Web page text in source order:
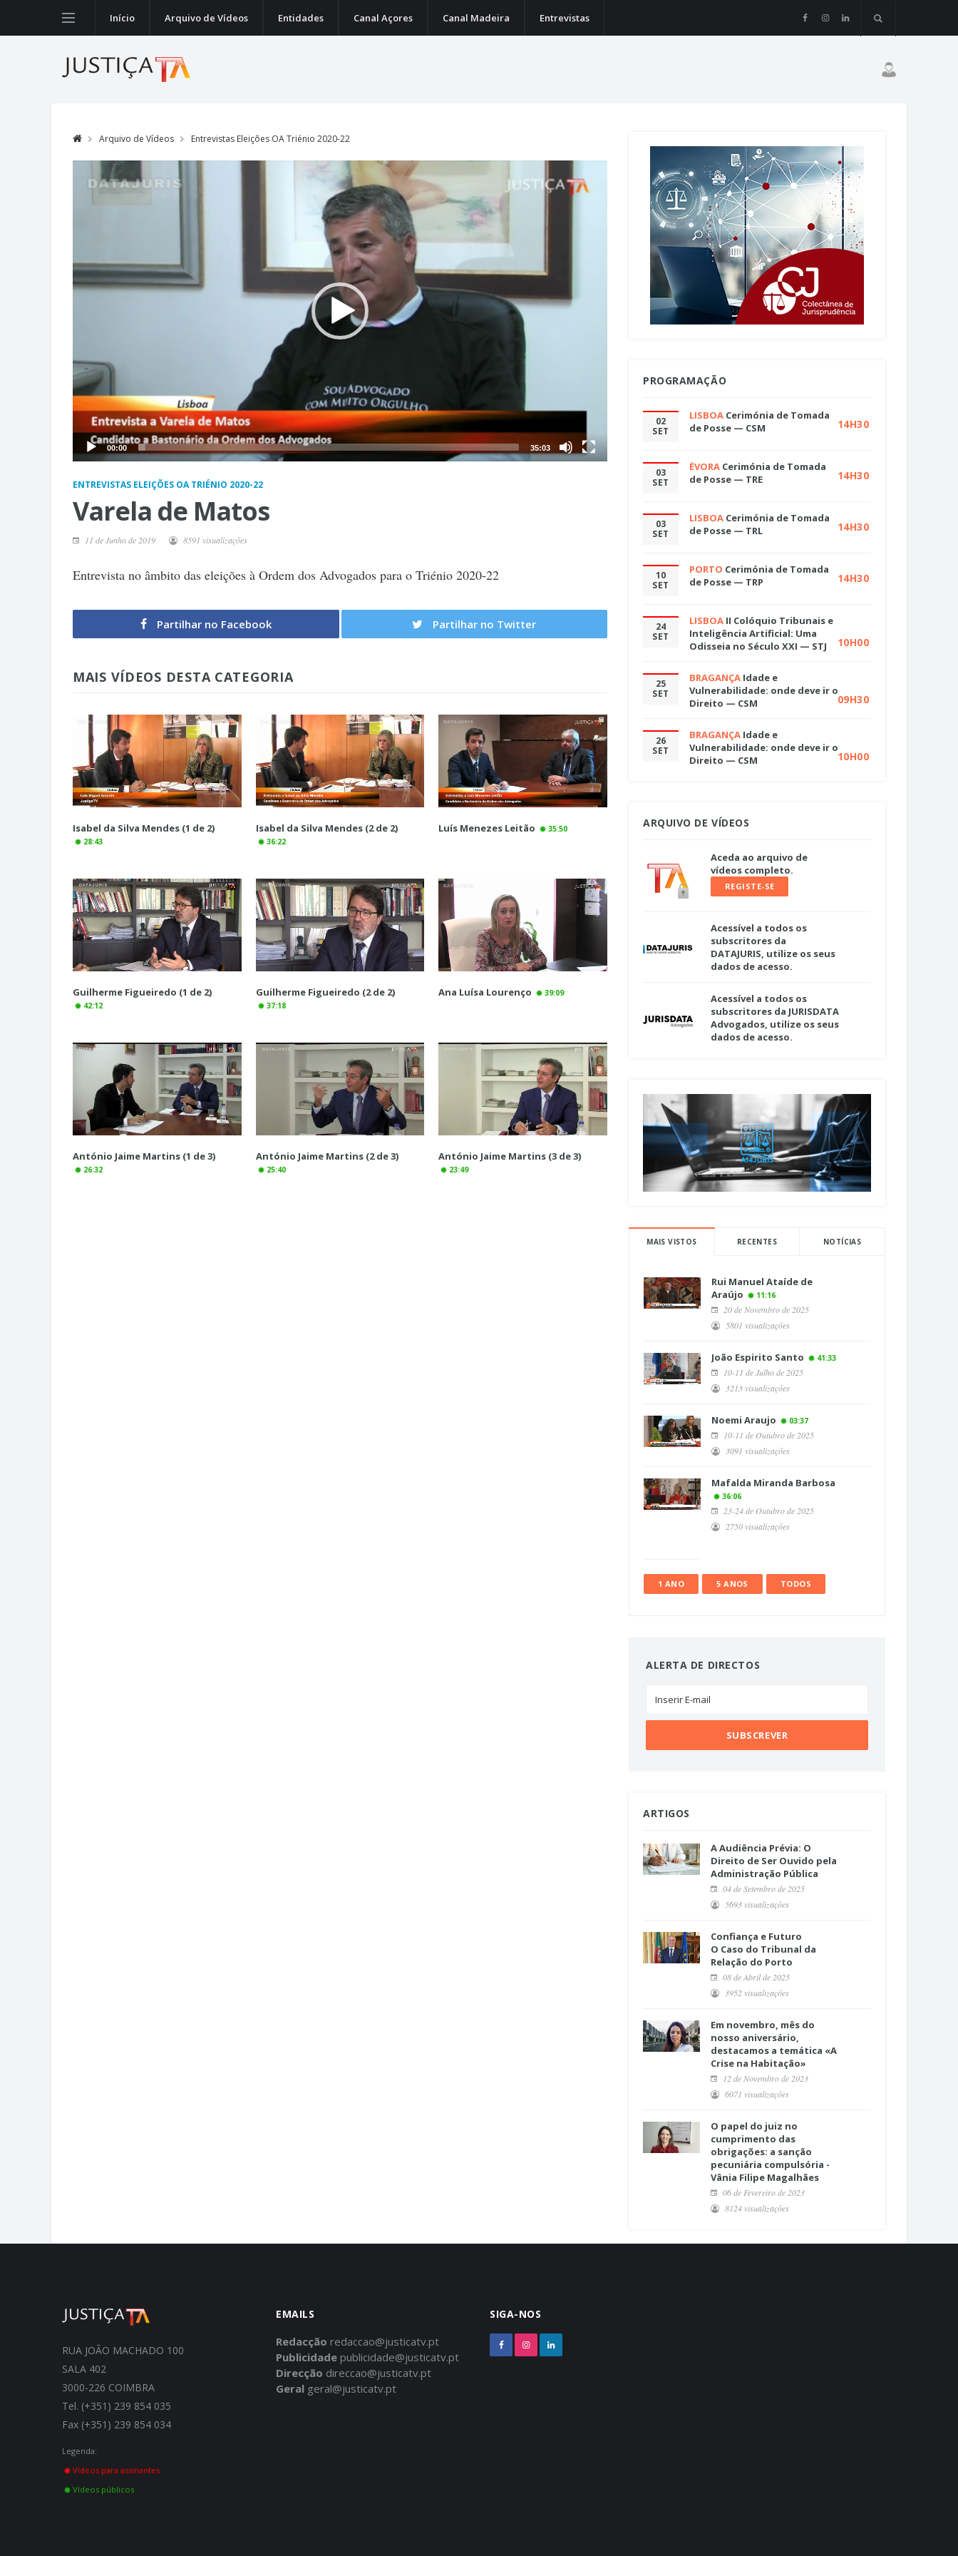
Início Arquivo de Vídeos Entidades Canal Açores Canal Madeira Entrevistas
Arquivo de Vídeos Entrevistas Eleições OA Triénio 2020-22
Player
00:00 35:03
ENTREVISTAS ELEIÇÕES OA TRIÉNIO 2020-22
Varela de Matos
11 de Junho de 2019 8591 visualizações
Entrevista no âmbito das eleições à Ordem dos Advogados para o Triénio 2020-22
Partilhar no Facebook Partilhar no Twitter
MAIS VÍDEOS DESTA CATEGORIA
Isabel da Silva Mendes (1 de 2)
28:43
Isabel da Silva Mendes (2 de 2)
36:22
Luís Menezes Leitão 35:50
Guilherme Figueiredo (1 de 2)
42:12
Guilherme Figueiredo (2 de 2)
37:18
Ana Luísa Lourenço 39:09
António Jaime Martins (1 de 3)
26:32
António Jaime Martins (2 de 3)
25:40
António Jaime Martins (3 de 3)
23:49
PROGRAMAÇÃO
02
SET
LISBOA Cerimónia de Tomada
de Posse — CSM
14H30
03
SET
ÉVORA Cerimónia de Tomada
de Posse — TRE
14H30
03
SET
LISBOA Cerimónia de Tomada
de Posse — TRL
14H30
10
SET
PORTO Cerimónia de Tomada
de Posse — TRP
14H30
24
SET
LISBOA II Colóquio Tribunais e
Inteligência Artificial: Uma
Odisseia no Século XXI — STJ
10H00
25
SET
BRAGANÇA Idade e
Vulnerabilidade: onde deve ir o
Direito — CSM
09H30
26
SET
BRAGANÇA Idade e
Vulnerabilidade: onde deve ir o
Direito — CSM
10H00
ARQUIVO DE VÍDEOS
Aceda ao arquivo de
vídeos completo.
REGISTE-SE
Acessível a todos os
subscritores da
DATAJURIS, utilize os seus
dados de acesso.
Acessível a todos os
subscritores da JURISDATA
Advogados, utilize os seus
dados de acesso.
MAIS VISTOS RECENTES NOTÍCIAS
Rui Manuel Ataíde de
Araújo
11:16
20 de Novembro de 2025
5801 visualizações
João Espirito Santo 41:33
10-11 de Julho de 2025
3213 visualizações
Noemi Araujo 03:37
10-11 de Outubro de 2025
3091 visualizações
Mafalda Miranda Barbosa
36:06
23-24 de Outubro de 2025
2750 visualizações
1 ANO 5 ANOS TODOS
ALERTA DE DIRECTOS
ARTIGOS
A Audiência Prévia: O
Direito de Ser Ouvido pela
Administração Pública
04 de Setembro de 2025
5693 visualizações
Confiança e Futuro
O Caso do Tribunal da
Relação do Porto
08 de Abril de 2025
3952 visualizações
Em novembro, mês do
nosso aniversário,
destacamos a temática «A
Crise na Habitação»
12 de Novembro de 2023
6071 visualizações
O papel do juiz no
cumprimento das
obrigações: a sanção
pecuniária compulsória -
Vânia Filipe Magalhães
06 de Fevereiro de 2023
8124 visualizações
RUA JOÃO MACHADO 100
SALA 402
3000-226 COIMBRA
Tel. (+351) 239 854 035
Fax (+351) 239 854 034
Legenda:
Vídeos para assinantes
Vídeos públicos
EMAILS
Redacção redaccao@justicatv.pt
Publicidade publicidade@justicatv.pt
Direcção direccao@justicatv.pt
Geral geral@justicatv.pt
SIGA-NOS